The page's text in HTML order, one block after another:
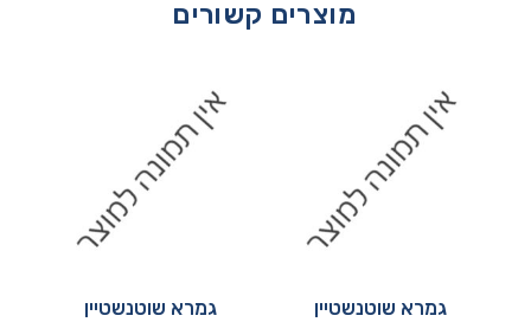
מוצרים קשורים
גמרא שוטנשטיין
גמרא שוטנשטיין